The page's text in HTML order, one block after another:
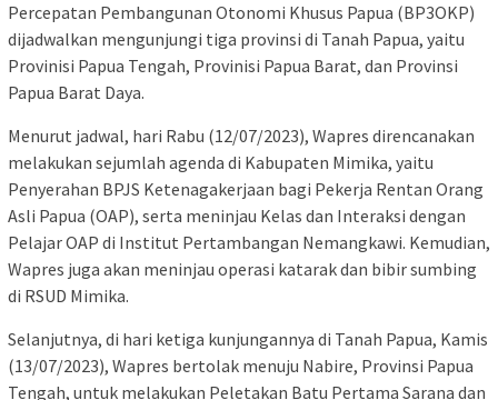
Percepatan Pembangunan Otonomi Khusus Papua (BP3OKP)
dijadwalkan mengunjungi tiga provinsi di Tanah Papua, yaitu
Provinisi Papua Tengah, Provinisi Papua Barat, dan Provinsi
Papua Barat Daya.
Menurut jadwal, hari Rabu (12/07/2023), Wapres direncanakan
melakukan sejumlah agenda di Kabupaten Mimika, yaitu
Penyerahan BPJS Ketenagakerjaan bagi Pekerja Rentan Orang
Asli Papua (OAP), serta meninjau Kelas dan Interaksi dengan
Pelajar OAP di Institut Pertambangan Nemangkawi. Kemudian,
Wapres juga akan meninjau operasi katarak dan bibir sumbing
di RSUD Mimika.
Selanjutnya, di hari ketiga kunjungannya di Tanah Papua, Kamis
(13/07/2023), Wapres bertolak menuju Nabire, Provinsi Papua
Tengah, untuk melakukan Peletakan Batu Pertama Sarana dan